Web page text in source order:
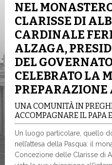
NEL
CLARISSE DI
CARDINALE
ALZAGA,
DEL
CELEBRATO LA
UNA COMUNITÀ IN
ACCOMPAGNARE IL PAPA
Un luogo particolare, quello
nell’attesa della Pasqua: il
Concezione delle Clarisse di